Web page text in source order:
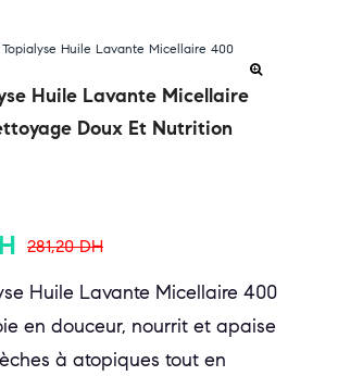
Huile Lavante Micellaire
Doux Et Nutrition
281,20DH
Huile Lavante Micellaire 400
en douceur, nourrit et apaise
à atopiques tout en